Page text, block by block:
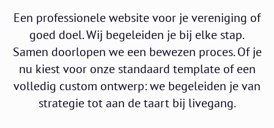
Een professionele website voor je vereniging of
goed doel. Wij begeleiden je bij elke stap.
Samen doorlopen we een bewezen proces. Of je
nu kiest voor onze standaard template of een
volledig custom ontwerp: we begeleiden je van
strategie tot aan de taart bij livegang.